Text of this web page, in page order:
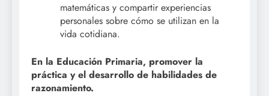
matemáticas y compartir experiencias
personales sobre cómo se utilizan en la
vida cotidiana.
En la Educación Primaria, promover la
práctica y el desarrollo de habilidades de
razonamiento.